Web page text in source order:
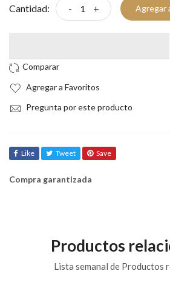
Cantidad: - + Agregar
Agregar a Favoritos
Pregunta por este producto
Like Tweet Save
Compra garantizada
Productos
Lista semanal de Productos